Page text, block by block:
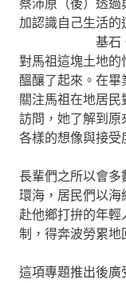
蔡沛原（後）透過
加認識自己生活的
基石
對馬祖這塊土地的
醞釀了起來。在畢
關注馬祖在地居
訪問，她了解到原
各樣的想像與接受
長輩們之所以會多
環海，居民們以海
赴他鄉打拚的年輕
制，得奔波勞累地
這項專題推出後廣